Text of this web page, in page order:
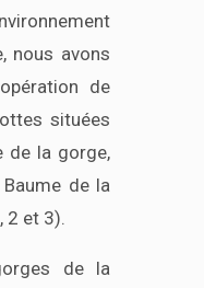
nous avons
de
situées
de la gorge,
de la
2 et 3).
de la